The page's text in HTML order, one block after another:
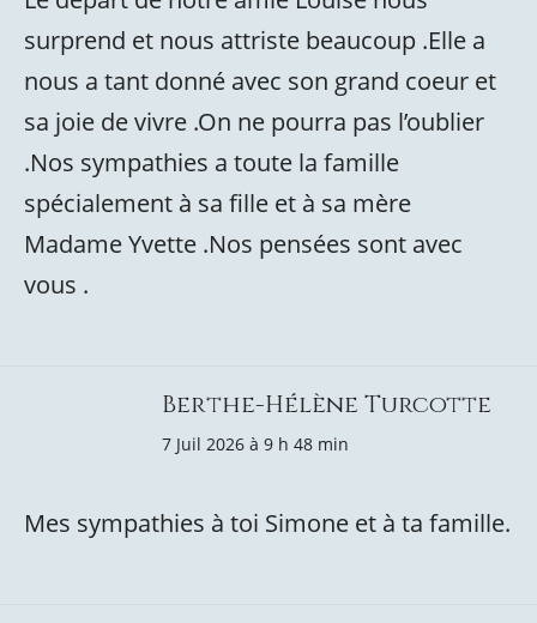
surprend et nous attriste beaucoup .Elle a
nous a tant donné avec son grand coeur et
sa joie de vivre .On ne pourra pas l’oublier
.Nos sympathies a toute la famille
spécialement à sa fille et à sa mère
Madame Yvette .Nos pensées sont avec
vous .
Berthe-Hélène Turcotte
7 Juil 2026 à 9 h 48 min
Mes sympathies à toi Simone et à ta famille.